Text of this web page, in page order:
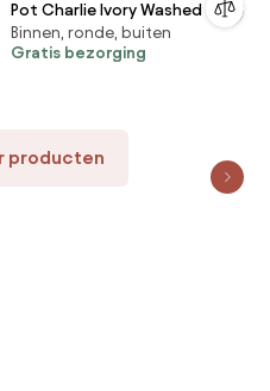
Pot Charlie Ivory Washed
Binnen, ronde, buiten
Gratis bezorging
producten